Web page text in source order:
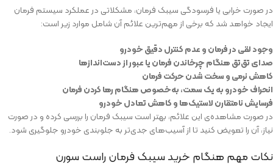
در صورت خرابی یا فرسودگی سیبک فرمان، مشکلاتی در عملکرد سیستم فرمان
ایجاد خواهد شد که برخی از مهم‌ترین علائم آن شامل موارد زیر است:
وجود لقی در فرمان و عدم کنترل دقیق خودرو
صدای تق‌تق هنگام چرخاندن فرمان یا عبور از دست‌اندازها
کاهش نرمی و سخت شدن حرکت فرمان
انحراف خودرو به یک سمت، به‌خصوص هنگام رها کردن فرمان
فرسایش نامتقارن لاستیک‌ها و کاهش تعادل خودرو
در صورت مشاهده‌ی این علائم، بهتر است سیبک فرمان را بررسی کرده و در صورت
نیاز، آن را تعویض کنید تا از آسیب‌های جدی‌تر به جلوبندی خودرو جلوگیری شود.
نکات مهم هنگام خرید سیبک فرمان راست سورن